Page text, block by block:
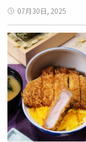
體一尾當日進港的新
魚片。凡領取生魚片
抵用券！菜な將於7/
上演「鮪魚解體秀」
樸實，但搭配當令食
款待的心意。（圖／
都流傳已久的魚類保
（定食1,130元，圖
企業BYO株式會社旗
等地皆設有分店。對
BYO台灣事業部代表
調高級會席或懷石料
07月30日, 2025